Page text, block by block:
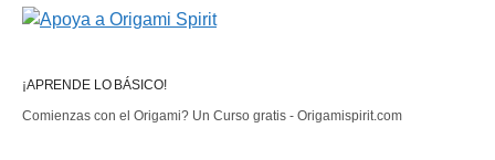
¡APRENDE LO BÁSICO!
Comienzas con el Origami? Un Curso gratis - Origamispirit.com